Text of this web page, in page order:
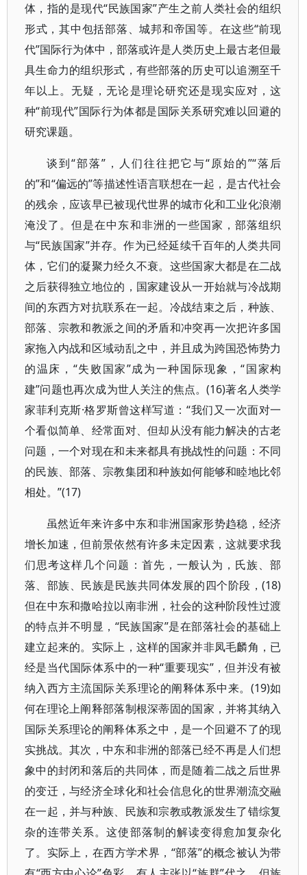
体，指的是现代“民族国家”产生之前人类社会的组织
形式，其中包括部落、城邦和帝国等。在这些“前现
代”国际行为体中，部落或许是人类历史上最古老但最
具生命力的组织形式，有些部落的历史可以追溯至千
年以上。无疑，无论是理论研究还是现实应对，这
种“前现代”国际行为体都是国际关系研究难以回避的
研究课题。
谈到“部落”，人们往往把它与“原始的”“落后
的”和“偏远的”等描述性语言联想在一起，是古代社会
的残余，应该早已被现代世界的城市化和工业化浪潮
淹没了。但是在中东和非洲的一些国家，部落组织
与“民族国家”并存。作为已经延续千百年的人类共同
体，它们的凝聚力经久不衰。这些国家大都是在二战
之后获得独立地位的，国家建设从一开始就与冷战期
间的东西方对抗联系在一起。冷战结束之后，种族、
部落、宗教和教派之间的矛盾和冲突再一次把许多国
家拖入内战和区域动乱之中，并且成为跨国恐怖势力
的温床，“失败国家”成为一种国际现象，“国家构
建”问题也再次成为世人关注的焦点。(16)著名人类学
家菲利克斯·格罗斯曾这样写道：“我们又一次面对一
个看似简单、经常面对、但却从没有能力解决的古老
问题，一个对现在和未来都具有挑战性的问题：不同
的民族、部落、宗教集团和种族如何能够和睦地比邻
相处。”(17)
虽然近年来许多中东和非洲国家形势趋稳，经济
增长加速，但前景依然有许多未定因素，这就要求我
们思考这样几个问题：首先，一般认为，氏族、部
落、部族、民族是民族共同体发展的四个阶段，(18)
但在中东和撒哈拉以南非洲，社会的这种阶段性过渡
的特点并不明显，“民族国家”是在部落社会的基础上
建立起来的。实际上，这样的国家并非凤毛麟角，已
经是当代国际体系中的一种“重要现实”，但并没有被
纳入西方主流国际关系理论的阐释体系中来。(19)如
何在理论上阐释部落制根深蒂固的国家，并将其纳入
国际关系理论的阐释体系之中，是一个回避不了的现
实挑战。其次，中东和非洲的部落已经不再是人们想
象中的封闭和落后的共同体，而是随着二战之后世界
的变迁，与经济全球化和社会信息化的世界潮流交融
在一起，并与种族、民族和宗教或教派发生了错综复
杂的连带关系。这使部落制的解读变得愈加复杂化
了。实际上，在西方学术界，“部落”的概念被认为带